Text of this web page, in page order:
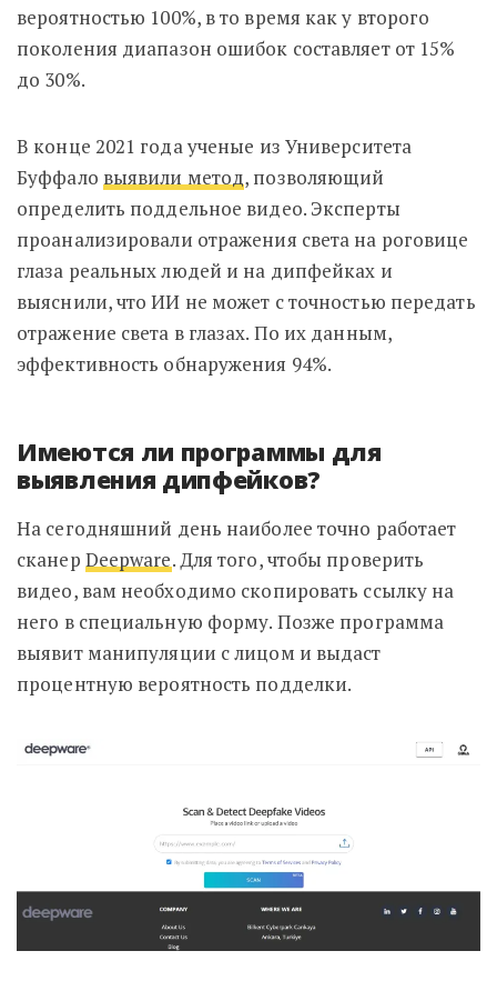
вероятностью 100%, в то время как у второго
поколения диапазон ошибок составляет от 15%
до 30%.
В конце 2021 года ученые из Университета
Буффало выявили метод, позволяющий
определить поддельное видео. Эксперты
проанализировали отражения света на роговице
глаза реальных людей и на дипфейках и
выяснили, что ИИ не может с точностью передать
отражение света в глазах. По их данным,
эффективность обнаружения 94%.
Имеются ли программы для
выявления дипфейков?
На сегодняшний день наиболее точно работает
сканер Deepware. Для того, чтобы проверить
видео, вам необходимо скопировать ссылку на
него в специальную форму. Позже программа
выявит манипуляции с лицом и выдаст
процентную вероятность подделки.